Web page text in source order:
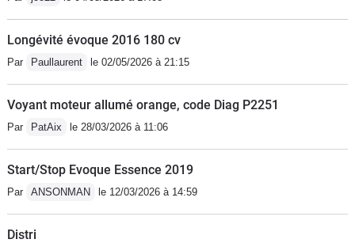
Longévité évoque 2016 180 cv
Par Paullaurent le 02/05/2026 à 21:15
Voyant moteur allumé orange, code Diag P2251
Par PatAix le 28/03/2026 à 11:06
Start/Stop Evoque Essence 2019
Par ANSONMAN le 12/03/2026 à 14:59
Distri